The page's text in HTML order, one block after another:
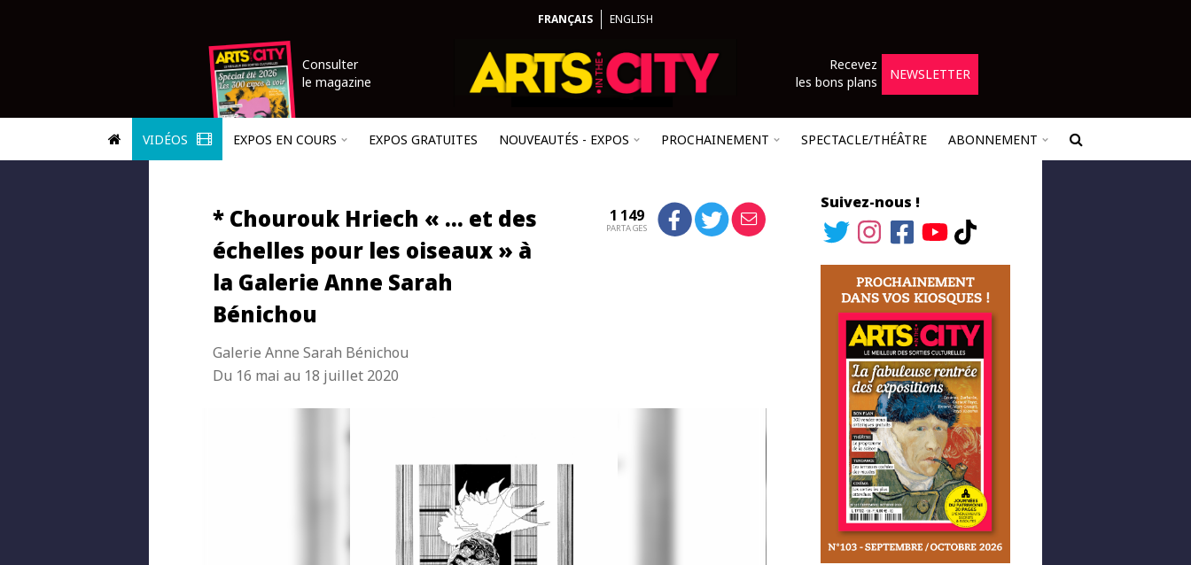
FRANÇAIS ENGLISH
Consulter
le magazine
Recevez
les bons plans
NEWSLETTER
VIDÉOS EXPOS EN COURS EXPOS GRATUITES NOUVEAUTÉS - EXPOS PROCHAINEMENT SPECTACLE/THÉÂTRE ABONNEMENT
* Chourouk Hriech « … et des
échelles pour les oiseaux » à
la Galerie Anne Sarah
Bénichou
Galerie Anne Sarah Bénichou
Du 16 mai au 18 juillet 2020
1 149
PARTAGES
© Chourouk Hriech" data-kind="photo" />
© Chourouk Hriech" data-kind="photo" />
© Chourouk Hriech" data-kind="photo" />
Suivez-nous !